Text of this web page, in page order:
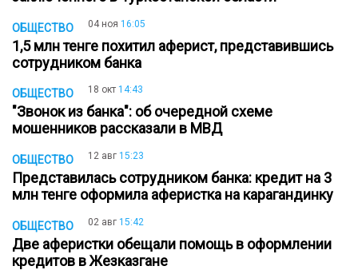
ОБЩЕСТВО 04 ноя 16:05
1,5 млн тенге похитил аферист, представившись
сотрудником банка
ОБЩЕСТВО 18 окт 14:43
"Звонок из банка": об очередной схеме
мошенников рассказали в МВД
ОБЩЕСТВО 12 авг 15:23
Представилась сотрудником банка: кредит на 3
млн тенге оформила аферистка на карагандинку
ОБЩЕСТВО 02 авг 15:42
Две аферистки обещали помощь в оформлении
кредитов в Жезказгане